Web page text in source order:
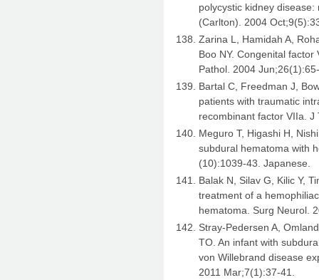
polycystic kidney
(Carlton). 2004
Zarina L, Hamidah A,
Boo NY. Congenital
Pathol. 2004
Bartal C, Freedman J,
patients with traumatic
recombinant factor VIIa.
Meguro T, Higashi H,
subdural hematoma with
(10):1039-43. Japanese.
Balak N, Silav G, Kilic Y,
treatment of a
hematoma. Surg Neurol.
Stray-Pedersen A,
TO. An infant with
von Willebrand disease
2011 Mar;7(1):37-41.